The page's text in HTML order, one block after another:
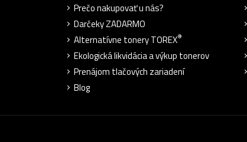
Prečo nakupovať u nás?
Darčeky ZADARMO
Alternatívne tonery TOREX®
Ekologická likvidácia a výkup tonerov
Prenájom tlačových zariadení
Blog